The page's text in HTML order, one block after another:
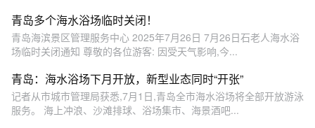
青岛多个海水浴场临时关闭！
青岛海滨景区管理服务中心 2025年7月26日 7月26日石老人海水浴
场临时关闭通知 尊敬的各位游客: 因受天气影响,今...
青岛：海水浴场下月开放，新型业态同时“开张”
记者从市城市管理局获悉,7月1日,青岛全市海水浴场将全部开放游泳
服务。 海上冲浪、沙滩排球、浴场集市、海景酒吧...